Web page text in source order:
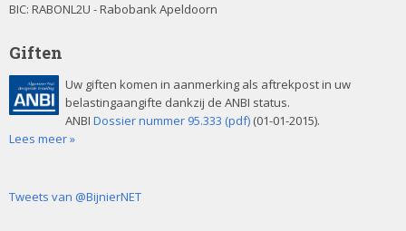
BIC: RABONL2U - Rabobank Apeldoorn
Giften
Uw giften komen in aanmerking als aftrekpost in uw
belastingaangifte dankzij de ANBI status.
ANBI Dossier nummer 95.333 (pdf) (01-01-2015).
Lees meer »
Tweets van @BijnierNET